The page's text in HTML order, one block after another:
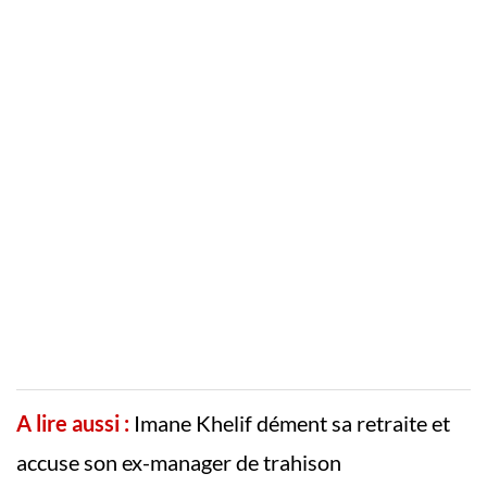
A lire aussi : Imane Khelif dément sa retraite et
accuse son ex-manager de trahison